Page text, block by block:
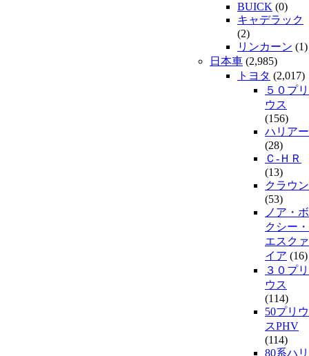
BUICK (0)
キャデラック
(2)
リンカーン (1)
日本車 (2,985)
トヨタ (2,017)
５０プリ
ウス
(156)
ハリアー
(28)
Ｃ-ＨＲ
(13)
クラウン
(53)
ノア・ボ
クシー・
エスクァ
イア (16)
３０プリ
ウス
(114)
50プリウ
スPHV
(114)
80系ハリ